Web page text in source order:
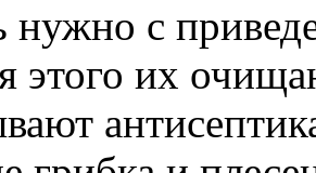
нужно с
этого их